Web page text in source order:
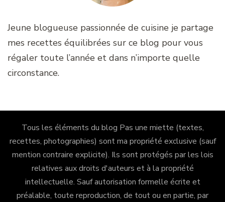
Jeune blogueuse passionnée de cuisine je partage
mes recettes équilibrées sur ce blog pour vous
régaler toute l’année et dans n’importe quelle
circonstance.
Tous les éléments du blog Pas une miette (textes,
recettes, photographies) sont ma propriété exclusive (sauf
mention contraire explicite). Ils sont protégés par les lois
relatives aux droits d'auteurs et à la propriété
intellectuelle. Sauf autorisation formelle écrite et
préalable, toute reproduction, de tout ou en partie, par